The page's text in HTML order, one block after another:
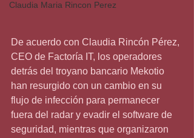
Claudia Maria Rincon Perez
De acuerdo con Claudia Rincón Pérez,
CEO de Factoría IT, los operadores
detrás del troyano bancario Mekotio
han resurgido con un cambio en su
flujo de infección para permanecer
fuera del radar y evadir el software de
seguridad, mientras que organizaron